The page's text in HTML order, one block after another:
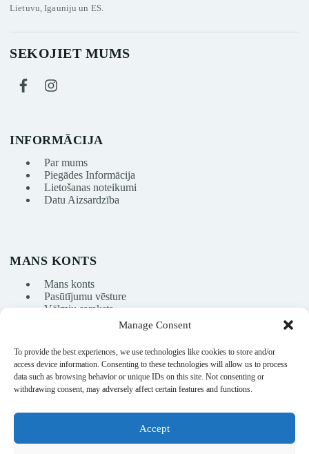
Manage Consent
To provide the best experiences, we use technologies like cookies to store and/or
access device information. Consenting to these technologies will allow us to process
data such as browsing behavior or unique IDs on this site. Not consenting or
withdrawing consent, may adversely affect certain features and functions.
Accept
Lietuvu, Igauniju un ES.
SEKOJIET MUMS
INFORMĀCIJA
Par mums
Piegādes Informācija
Lietošanas noteikumi
Datu Aizsardzība
MANS KONTS
Mans konts
Pasūtījumu vēsture
Vēlmju saraksts
info@nikasport.eu
+371 28228266